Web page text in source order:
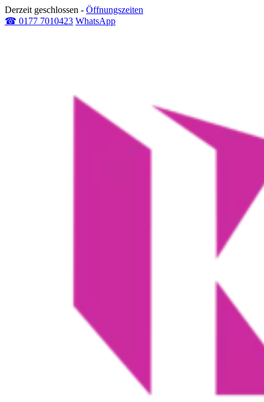
Derzeit geschlossen - Öffnungszeiten
☎ 0177 7010423 WhatsApp